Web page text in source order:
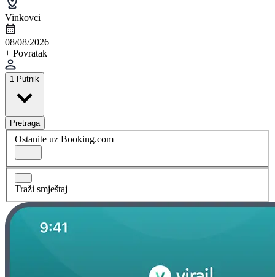
Vinkovci
08/08/2026
+ Povratak
1 Putnik
Pretraga
Ostanite uz Booking.com
Traži smještaj